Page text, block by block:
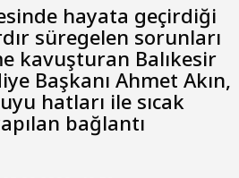
hayata geçirdiği
süregelen sorunları
kavuşturan Balıkesir
Başkanı Ahmet Akın,
hatları ile sıcak
bağlantı